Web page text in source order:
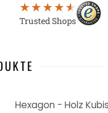
Trusted Shops
Hexagon - Holz